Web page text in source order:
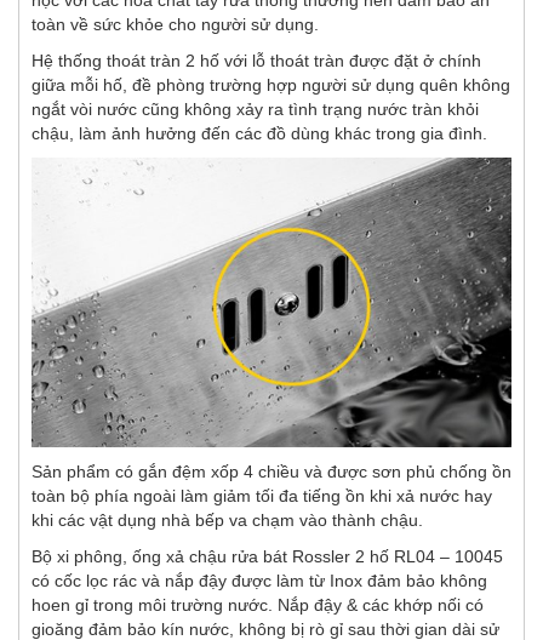
toàn về sức khỏe cho người sử dụng.
Hệ thống thoát tràn 2 hố với lỗ thoát tràn được đặt ở chính
giữa mỗi hố, đề phòng trường hợp người sử dụng quên không
ngắt vòi nước cũng không xảy ra tình trạng nước tràn khỏi
chậu, làm ảnh hưởng đến các đồ dùng khác trong gia đình.
Sản phẩm có gắn đệm xốp 4 chiều và được sơn phủ chống ồn
toàn bộ phía ngoài làm giảm tối đa tiếng ồn khi xả nước hay
khi các vật dụng nhà bếp va chạm vào thành chậu.
Bộ xi phông, ống xả chậu rửa bát Rossler 2 hố RL04 – 10045
có cốc lọc rác và nắp đậy được làm từ Inox đảm bảo không
hoen gỉ trong môi trường nước. Nắp đậy & các khớp nối có
gioăng đảm bảo kín nước, không bị rò gỉ sau thời gian dài sử